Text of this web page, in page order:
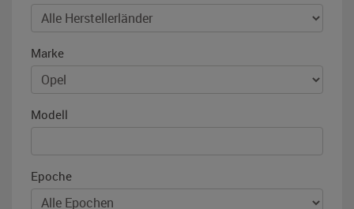
Marke
Modell
Epoche